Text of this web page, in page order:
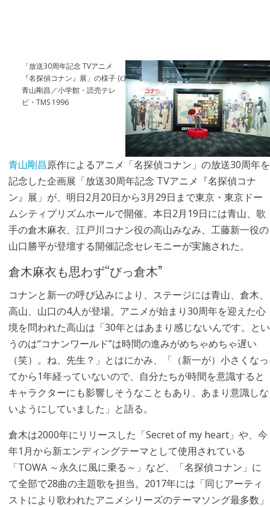
「放送30周年記念 TVアニメ
『名探偵コナン』展」の様子 (c)
青山剛昌／小学館・読売テレ
ビ・TMS 1996
青山剛昌原作によるアニメ「名探偵コナン」の放送30周年を
記念した企画展「放送30周年記念 TVアニメ『名探偵コナ
ン』展」が、明日2月20日から3月29日まで東京・東京ドー
ムシティプリズムホールで開催。本日2月19日には青山、歌
手の倉木麻衣、江戸川コナン役の高山みなみ、工藤新一役の
山口勝平が登壇する開催記念セレモニーが実施された。
倉木麻衣も思わず“びっ倉木”
コナンと新一の呼び込みにより、ステージには青山、倉木、
高山、山口の4人が登場。アニメが始まり30周年を迎えた心
境を問われた高山は「30年とはあまり感じないんです。とい
うのは“コナンワールド”は時間の進みがめちゃめちゃ遅い
（笑）。ね、先生？」とはにかみ、「（新一が）小さくなっ
てから1年経っていないので、自分たちが時間を意識すると
キャラクターにも影響しそうなこともあり、あまり意識しな
いようにしていました」と語る。
倉木は2000年にリリースした「Secret of my heart」や、今
年1月から新エンディングテーマとして使用されている
「TOWA ～永久に風に乗る～」など、「名探偵コナン」に
て全部で28曲の主題歌を担当。2017年には「同じアーティ
ストにより歌われたアニメシリーズのテーマソング最多数」